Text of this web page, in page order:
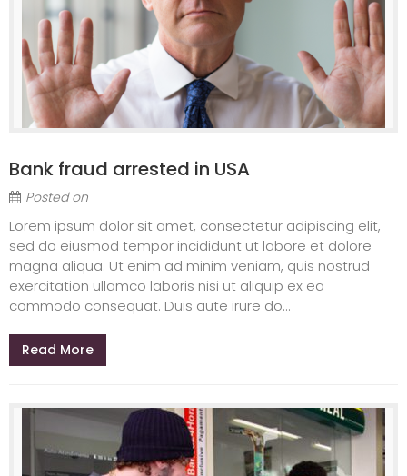
Bank fraud arrested in USA
Posted on
Lorem ipsum dolor sit amet, consectetur adipiscing elit,
sed do eiusmod tempor incididunt ut labore et dolore
magna aliqua. Ut enim ad minim veniam, quis nostrud
exercitation ullamco laboris nisi ut aliquip ex ea
commodo consequat. Duis aute irure do...
Read More